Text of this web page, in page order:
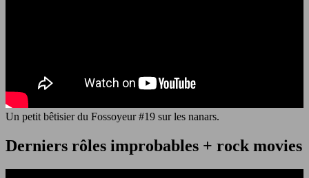
Un petit bêtisier du Fossoyeur #19 sur les nanars.
Derniers rôles improbables + rock movies